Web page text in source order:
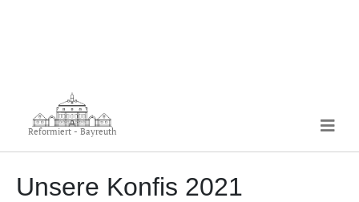
Reformiert - Bayreuth
Unsere Konfis 2021